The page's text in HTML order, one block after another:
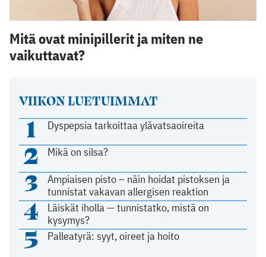
VIIKON LUETUIMMAT
1 Dyspepsia tarkoittaa ylävatsaoireita
2 Mikä on silsa?
3
Ampiaisen pisto – näin hoidat pistoksen ja
tunnistat vakavan allergisen reaktion
4
Läiskät iholla — tunnistatko, mistä on
kysymys?
5 Palleatyrä: syyt, oireet ja hoito
Mitä ovat minipillerit ja miten ne
vaikuttavat?